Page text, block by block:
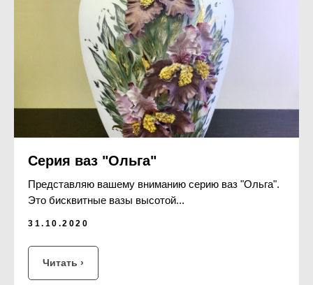
Серия ваз "Ольга"
Представляю вашему вниманию серию ваз "Ольга".
Это бисквитные вазы высотой...
31.10.2020
Читать ›